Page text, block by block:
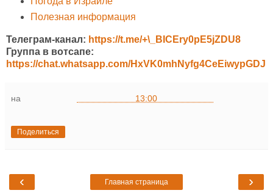
Полезная информация
Телеграм-канал: https://t.me/+\_BICEry0pE5jZDU8
Группа в вотсапе:
https://chat.whatsapp.com/HxVK0mhNyfg4CeEiwypGDJ
на 13:00
Поделиться
‹ ›
Главная страница